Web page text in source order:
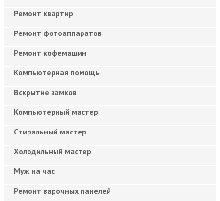
Ремонт квартир
Ремонт фотоаппаратов
Ремонт кофемашин
Компьютерная помощь
Вскрытие замков
Компьютерный мастер
Cтиральный мастер
Холодильный мастер
Муж на час
Ремонт варочных панелей